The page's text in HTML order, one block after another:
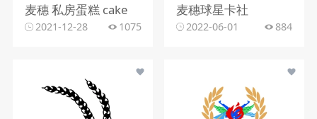
麦穗 私房蛋糕 cake
2021-12-28 1075
麦穗球星卡社
2022-06-01 884